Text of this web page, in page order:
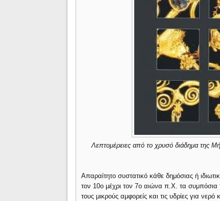
Λεπτομέρειες από το χρυσό διάδημα της
Απαραίτητο συστατικό κάθε δημόσιας ή
τον 10ο μέχρι τον 7ο αιώνα π.Χ. τα
τους μικρούς αμφορείς και τις υδρίες για νερό